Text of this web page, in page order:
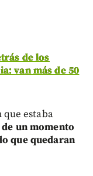
de los
van más de 50
estaba
un momento
que quedaran